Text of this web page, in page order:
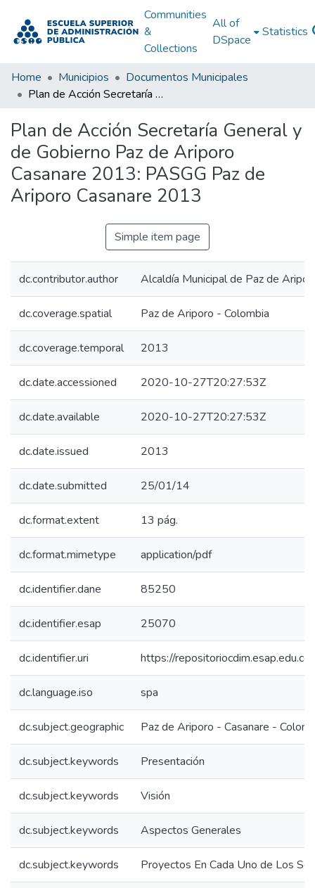
Communities
&
Collections
All of
DSpace
Statistics
Home Municipios
Documentos Municipales
Plan de Acción Secretaría General y de Gobierno Paz de Ariporo Casanare 2013: PASGG Paz de Ariporo Casanare 2013
Plan de Acción Secretaría General y
de Gobierno Paz de Ariporo
Casanare 2013: PASGG Paz de
Ariporo Casanare 2013
Simple item page
dc.contributor.author Alcaldía Municipal de Paz de
dc.coverage.spatial Paz de Ariporo - Colombia
dc.coverage.temporal 2013
dc.date.accessioned 2020-10-27T20:27:53Z
dc.date.available 2020-10-27T20:27:53Z
dc.date.issued 2013
dc.date.submitted 25/01/14
dc.format.extent 13 pág.
dc.format.mimetype application/pdf
dc.identifier.dane 85250
dc.identifier.esap 25070
dc.identifier.uri https://
dc.language.iso spa
dc.subject.geographic Paz de Ariporo - Casanare -
dc.subject.keywords Presentación
dc.subject.keywords Visión
dc.subject.keywords Aspectos Generales
dc.subject.keywords Proyectos En Cada Uno de Los